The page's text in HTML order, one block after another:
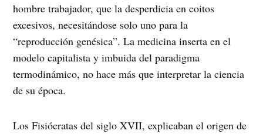
hombre trabajador, que la desperdicia en coitos
excesivos, necesitándose solo uno para la
“reproducción genésica”. La medicina inserta en el
modelo capitalista y imbuida del paradigma
termodinámico, no hace más que interpretar la ciencia
de su época.
Los Fisiócratas del siglo XVII, explicaban el origen de